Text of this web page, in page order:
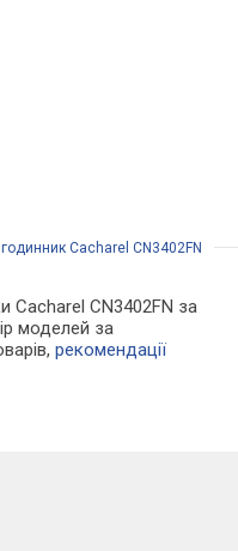
Cacharel CN3402FN
Cacharel CN3402FN за
моделей за
рекомендації